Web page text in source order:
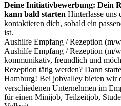
Deine Initiativbewerbung: Dein
kann bald starten Hinterlasse uns
kontaktieren dich, sobald ein
ist.
Aushilfe Empfang / Rezeption (m/
Aushilfe Empfang / Rezeption (m/
kommunikativ, freundlich und
Rezeption tätig werden? Dann
Hamburg! Bei jobvalley bieten wir
verschiedenen Unternehmen im
für einen Minijob, Teilzeitjob,